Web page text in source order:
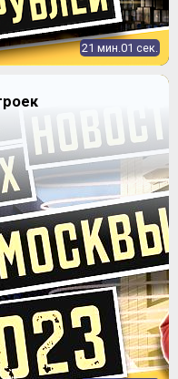
21 мин.01 сек.